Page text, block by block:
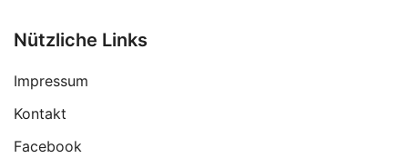
Nützliche Links
Impressum
Kontakt
Facebook